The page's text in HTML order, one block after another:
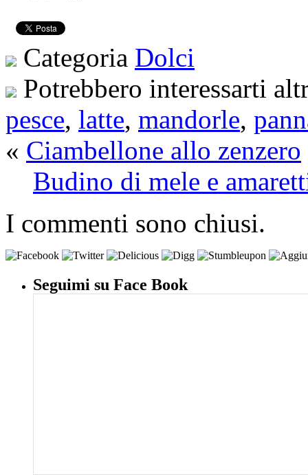
Categoria Dolci
Potrebbero interessarti
pesce, latte, mandorle,
« Ciambellone allo zenzero
Budino di mele e
I commenti sono chiusi.
Seguimi su Face Book